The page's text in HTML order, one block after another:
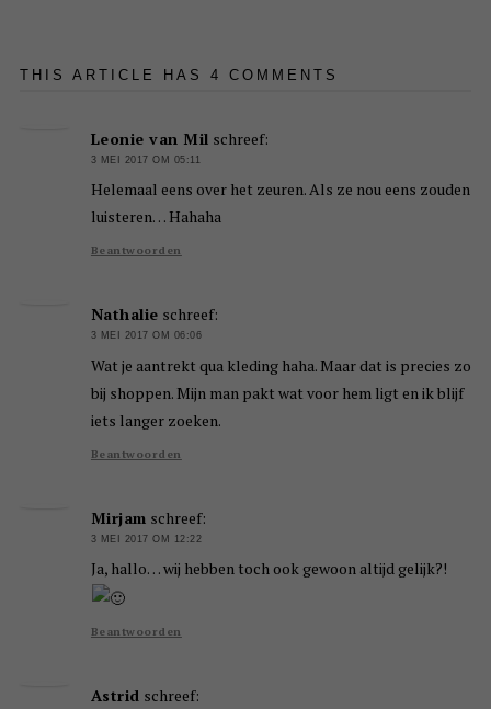
THIS ARTICLE HAS 4 COMMENTS
Leonie van Mil schreef:
3 MEI 2017 OM 05:11
Helemaal eens over het zeuren. Als ze nou eens zouden
luisteren… Hahaha
Beantwoorden
Nathalie schreef:
3 MEI 2017 OM 06:06
Wat je aantrekt qua kleding haha. Maar dat is precies zo
bij shoppen. Mijn man pakt wat voor hem ligt en ik blijf
iets langer zoeken.
Beantwoorden
Mirjam schreef:
3 MEI 2017 OM 12:22
Ja, hallo… wij hebben toch ook gewoon altijd gelijk?!
Beantwoorden
Astrid schreef: